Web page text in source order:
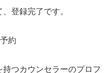
登録完了です。
約
つカウンセラーのプロフ